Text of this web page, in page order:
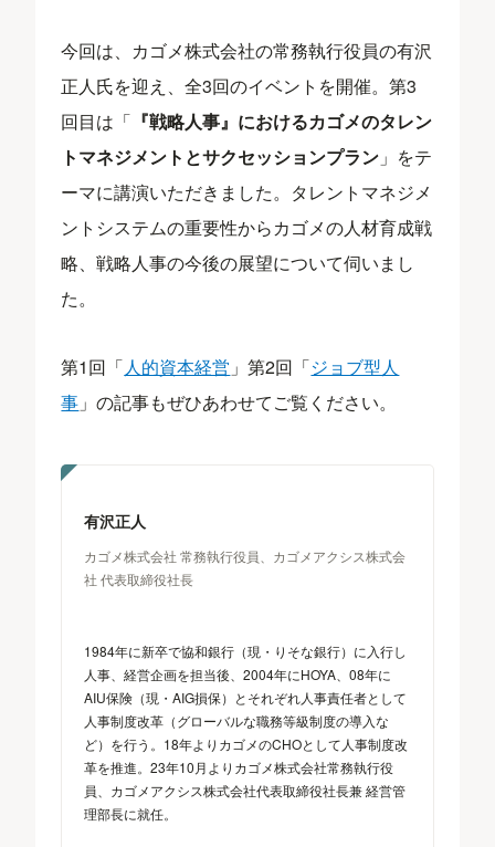
今回は、カゴメ株式会社の常務執行役員の有沢
正人氏を迎え、全3回のイベントを開催。第3
回目は「 『戦略人事』におけるカゴメのタレン
トマネジメントとサクセッションプラン 」をテ
ーマに講演いただきました。タレントマネジメ
ントシステムの重要性からカゴメの人材育成戦
略、戦略人事の今後の展望について伺いまし
た。
第1回「人的資本経営 」第2回「ジョブ型人
事 」の記事もぜひあわせてご覧ください。
有沢正人
カゴメ株式会社 常務執行役員、カゴメアクシス株式会
社 代表取締役社長
1984年に新卒で協和銀行（現・りそな銀行）に入行し
人事、経営企画を担当後、2004年にHOYA、08年に
AIU保険（現・AIG損保）とそれぞれ人事責任者として
人事制度改革（グローバルな職務等級制度の導入な
ど）を行う。18年よりカゴメのCHOとして人事制度改
革を推進。23年10月よりカゴメ株式会社常務執行役
員、カゴメアクシス株式会社代表取締役社長兼 経営管
理部長に就任。